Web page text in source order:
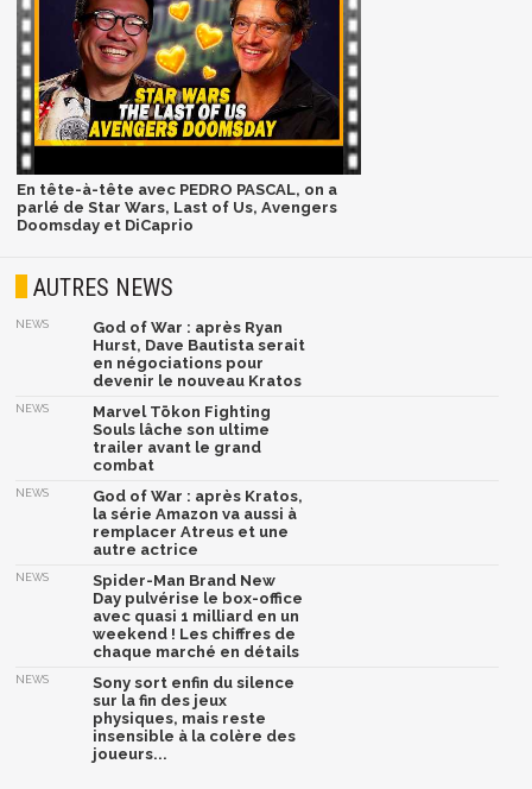
En tête-à-tête avec PEDRO PASCAL, on a
parlé de Star Wars, Last of Us, Avengers
Doomsday et DiCaprio
AUTRES NEWS
NEWS
God of War : après Ryan
Hurst, Dave Bautista serait
en négociations pour
devenir le nouveau Kratos
NEWS
Marvel Tōkon Fighting
Souls lâche son ultime
trailer avant le grand
combat
NEWS
God of War : après Kratos,
la série Amazon va aussi à
remplacer Atreus et une
autre actrice
NEWS
Spider-Man Brand New
Day pulvérise le box-office
avec quasi 1 milliard en un
weekend ! Les chiffres de
chaque marché en détails
NEWS
Sony sort enfin du silence
sur la fin des jeux
physiques, mais reste
insensible à la colère des
joueurs...